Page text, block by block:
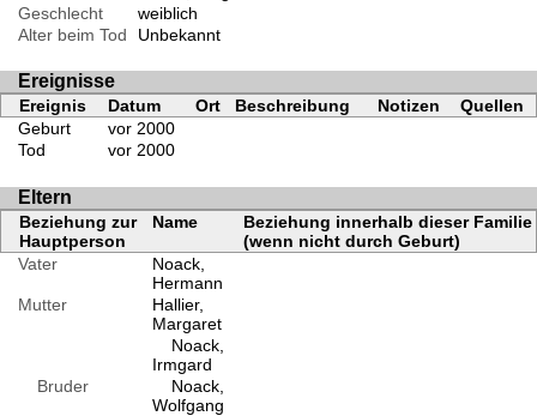
Geschlecht
weiblich
Alter beim Tod
Unbekannt
Ereignisse
Ereignis Datum Ort Beschreibung Notizen
Quellen
Geburt
vor 2000
Tod
vor 2000
Eltern
Beziehung zur
Hauptperson
Name
Beziehung innerhalb dieser Familie
(wenn nicht durch Geburt)
Vater
Noack,
Hermann
Mutter
Hallier,
Margaret
Noack,
Irmgard
Bruder
Noack,
Wolfgang